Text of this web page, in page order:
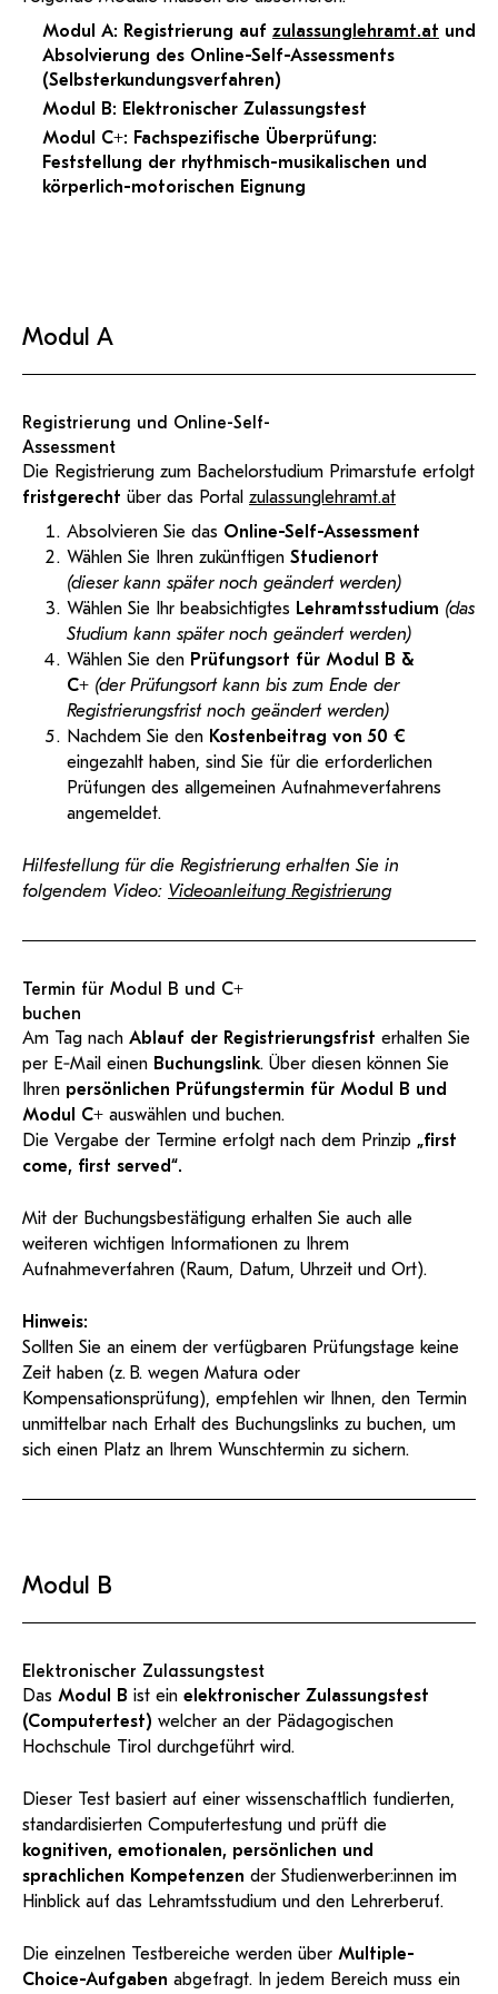
Modul A: Registrierung auf zulassunglehramt.at und
Absolvierung des Online-Self-Assessments
(Selbsterkundungsverfahren)
Modul B: Elektronischer Zulassungstest
Modul C+: Fachspezifische Überprüfung:
Feststellung der rhythmisch-musikalischen und
körperlich-motorischen Eignung
Modul A
Registrierung und Online-Self-
Assessment
Die Registrierung zum Bachelorstudium Primarstufe erfolgt
fristgerecht über das Portal zulassunglehramt.at
Absolvieren Sie das Online-Self-Assessment
Wählen Sie Ihren zukünftigen Studienort
(dieser kann später noch geändert werden)
Wählen Sie Ihr beabsichtigtes Lehramtsstudium (das
Studium kann später noch geändert werden)
Wählen Sie den Prüfungsort für Modul B &
C+ (der Prüfungsort kann bis zum Ende der
Registrierungsfrist noch geändert werden)
Nachdem Sie den Kostenbeitrag von 50 €
eingezahlt haben, sind Sie für die erforderlichen
Prüfungen des allgemeinen Aufnahmeverfahrens
angemeldet.
Hilfestellung für die Registrierung erhalten Sie in
folgendem Video: Videoanleitung Registrierung
Termin für Modul B und C+
buchen
Am Tag nach Ablauf der Registrierungsfrist erhalten Sie
per E‑Mail einen Buchungslink. Über diesen können Sie
Ihren persönlichen Prüfungstermin für Modul B und
Modul C+ auswählen und buchen.
Die Vergabe der Termine erfolgt nach dem Prinzip „first
come, first served“.
Mit der Buchungsbestätigung erhalten Sie auch alle
weiteren wichtigen Informationen zu Ihrem
Aufnahmeverfahren (Raum, Datum, Uhrzeit und Ort).
Hinweis:
Sollten Sie an einem der verfügbaren Prüfungstage keine
Zeit haben (z. B. wegen Matura oder
Kompensationsprüfung), empfehlen wir Ihnen, den Termin
unmittelbar nach Erhalt des Buchungslinks zu buchen, um
sich einen Platz an Ihrem Wunschtermin zu sichern.
Modul B
Elektronischer Zulassungstest
Das Modul B ist ein elektronischer Zulassungstest
(Computertest) welcher an der Pädagogischen
Hochschule Tirol durchgeführt wird.
Dieser Test basiert auf einer wissenschaftlich fundierten,
standardisierten Computertestung und prüft die
kognitiven, emotionalen, persönlichen und
sprachlichen Kompetenzen der Studienwerber:innen im
Hinblick auf das Lehramtsstudium und den Lehrerberuf.
Die einzelnen Testbereiche werden über Multiple-
Choice-Aufgaben abgefragt. In jedem Bereich muss ein